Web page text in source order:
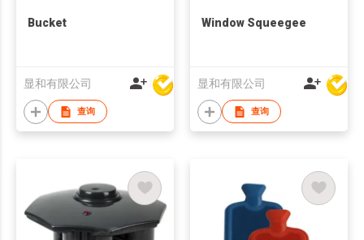
Bucket
显和有限公司
查询
Window Squeegee
显和有限公司
查询